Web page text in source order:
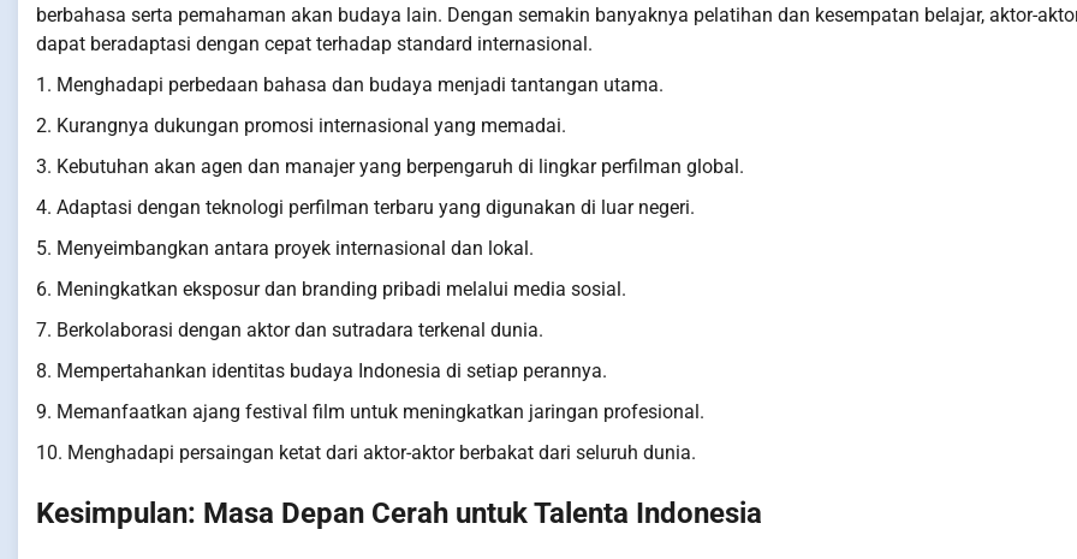
berbahasa serta pemahaman akan budaya lain. Dengan semakin banyaknya pelatihan dan kesempatan belajar, aktor-
dapat beradaptasi dengan cepat terhadap standard internasional.
1. Menghadapi perbedaan bahasa dan budaya menjadi tantangan utama.
2. Kurangnya dukungan promosi internasional yang memadai.
3. Kebutuhan akan agen dan manajer yang berpengaruh di lingkar perfilman global.
4. Adaptasi dengan teknologi perfilman terbaru yang digunakan di luar negeri.
5. Menyeimbangkan antara proyek internasional dan lokal.
6. Meningkatkan eksposur dan branding pribadi melalui media sosial.
7. Berkolaborasi dengan aktor dan sutradara terkenal dunia.
8. Mempertahankan identitas budaya Indonesia di setiap perannya.
9. Memanfaatkan ajang festival film untuk meningkatkan jaringan profesional.
10. Menghadapi persaingan ketat dari aktor-aktor berbakat dari seluruh dunia.
Kesimpulan: Masa Depan Cerah untuk Talenta Indonesia